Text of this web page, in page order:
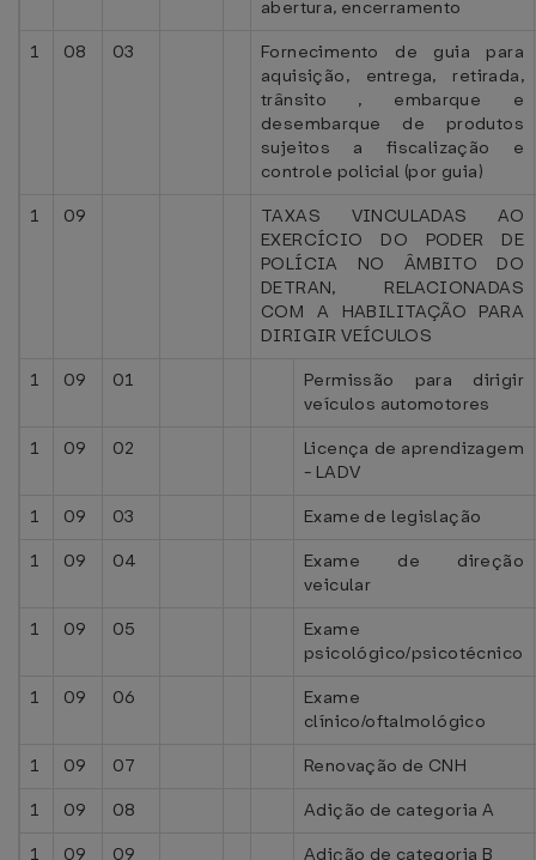
abertura, encerramento
1
08 03
Fornecimento de guia para
aquisição, entrega, retirada,
trânsito , embarque e
desembarque de produtos
sujeitos a fiscalização e
controle policial (por guia)
1
09
TAXAS VINCULADAS AO
EXERCÍCIO DO PODER DE
POLÍCIA NO ÂMBITO DO
DETRAN, RELACIONADAS
COM A HABILITAÇÃO PARA
DIRIGIR VEÍCULOS
1
09 01
Permissão para dirigir
veículos automotores
1
09 02
Licença de aprendizagem
- LADV
1
09 03
Exame de legislação
1
09 04
Exame de direção
veicular
1
09 05
Exame
psicológico/psicotécnico
1
09 06
Exame
clínico/oftalmológico
1
09 07
Renovação de CNH
1
09 08
Adição de categoria A
1
09 09 Adição de categoria B